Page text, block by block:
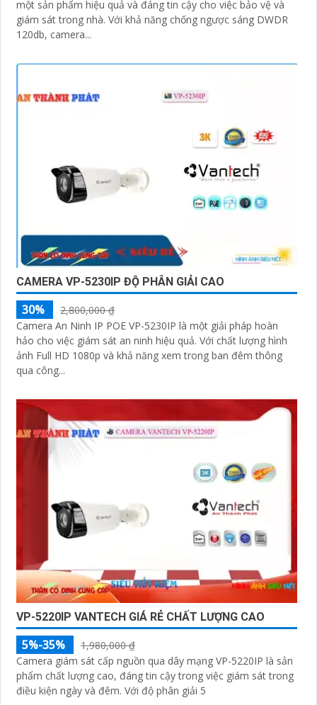
một sản phẩm hiệu quả và đáng tin cậy cho việc bảo vệ và
giám sát trong nhà. Với khả năng chống ngược sáng DWDR
120db, camera...
CAMERA VP-5230IP ĐỘ PHÂN GIẢI CAO
30%
2,800,000 ₫
Camera An Ninh IP POE VP-5230IP là một giải pháp hoàn
hảo cho việc giám sát an ninh hiệu quả. Với chất lượng hình
ảnh Full HD 1080p và khả năng xem trong ban đêm thông
qua công...
VP-5220IP VANTECH GIÁ RẺ CHẤT LƯỢNG CAO
5%-35%
1,980,000 ₫
Camera giám sát cấp nguồn qua dây mạng VP-5220IP là sản
phẩm chất lượng cao, đáng tin cậy trong việc giám sát trong
điều kiện ngày và đêm. Với độ phân giải 5